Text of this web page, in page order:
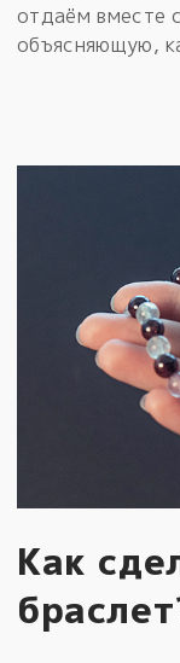
отдаём вместе
объясняющую,
Как